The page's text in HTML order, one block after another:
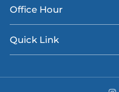
Office Hour
Quick Link